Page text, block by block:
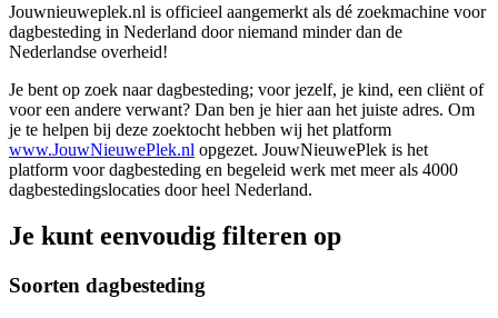
Jouwnieuweplek.nl is officieel aangemerkt als dé zoekmachine voor
dagbesteding in Nederland door niemand minder dan de
Nederlandse overheid!
Je bent op zoek naar dagbesteding; voor jezelf, je kind, een cliënt of
voor een andere verwant? Dan ben je hier aan het juiste adres. Om
je te helpen bij deze zoektocht hebben wij het platform
www.JouwNieuwePlek.nl opgezet. JouwNieuwePlek is het
platform voor dagbesteding en begeleid werk met meer als 4000
dagbestedingslocaties door heel Nederland.
Je kunt eenvoudig filteren op
Soorten dagbesteding